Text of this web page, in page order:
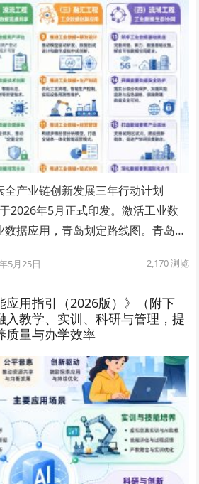
全产业链创新发展三年行动计划
2026年5月正式印发。激活工业数
数据应用，青岛划定路线图。青岛…
5月25日 2,170浏览
应用指引（2026版）》（附下
入教学、实训、科研与管理，提
质量与办学效率